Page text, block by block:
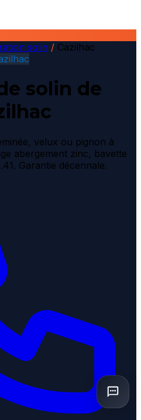
solin / Cazilhac
solin de
velux ou pignon à
abergement zinc, bavette
Garantie décennale.